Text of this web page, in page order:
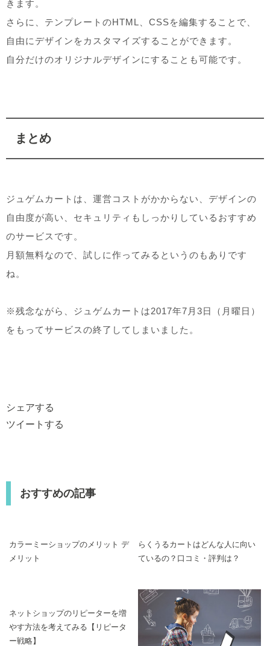
きます。
さらに、テンプレートのHTML、CSSを編集することで、
自由にデザインをカスタマイズすることができます。
自分だけのオリジナルデザインにすることも可能です。
まとめ
ジュゲムカートは、運営コストがかからない、デザインの
自由度が高い、セキュリティもしっかりしているおすすめ
のサービスです。
月額無料なので、試しに作ってみるというのもありです
ね。
※残念ながら、ジュゲムカートは2017年7月3日（月曜日）
をもってサービスの終了してしまいました。
シェアする
ツイートする
おすすめの記事
カラーミーショップのメリット デ
メリット
らくうるカートはどんな人に向い
ているの？口コミ・評判は？
ネットショップのリピーターを増
やす方法を考えてみる【リピータ
ー戦略】